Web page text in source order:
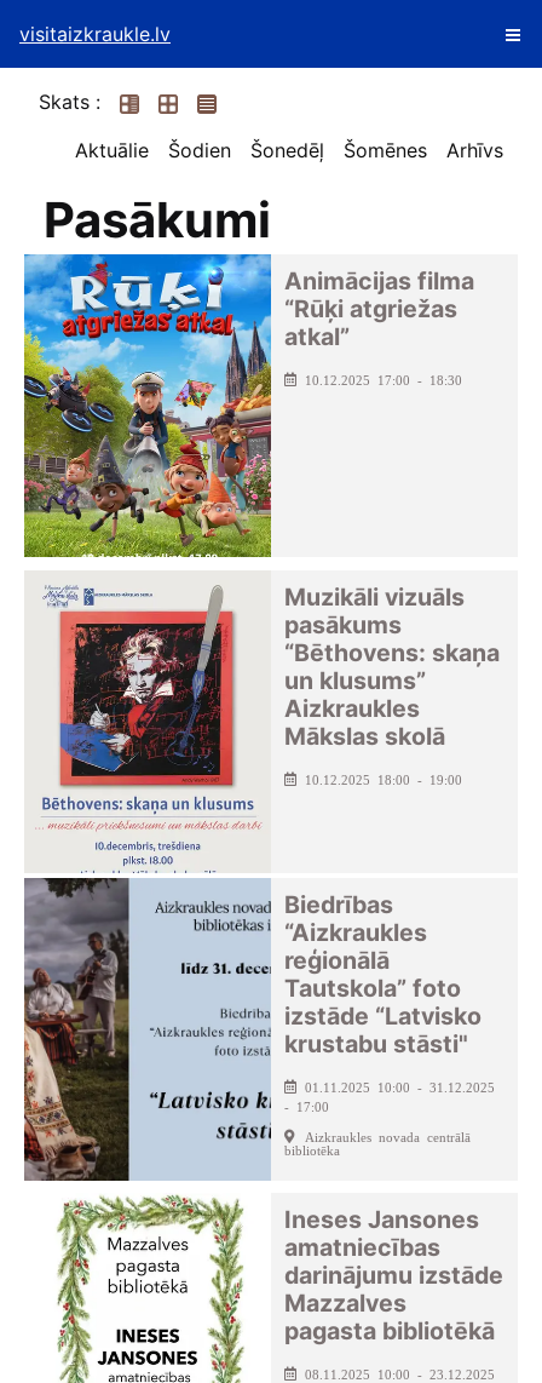
visitaizkraukle.lv
Skats :
Aktuālie
Šodien Šonedēļ Šomēnes Arhīvs
Pasākumi
Animācijas filma
“Rūķi atgriežas
atkal”
10.12.2025 17:00 - 18:30
Muzikāli vizuāls
pasākums
“Bēthovens: skaņa
un klusums”
Aizkraukles
Mākslas skolā
10.12.2025 18:00 - 19:00
Biedrības
“Aizkraukles
reģionālā
Tautskola” foto
izstāde “Latvisko
krustabu stāsti"
01.11.2025 10:00 - 31.12.2025
- 17:00
Aizkraukles novada centrālā
bibliotēka
Ineses Jansones
amatniecības
darinājumu izstāde
Mazzalves
pagasta bibliotēkā
08.11.2025 10:00 - 23.12.2025